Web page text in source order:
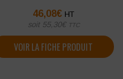
46,08€ HT
soit 55,30€ TTC
VOIR LA FICHE PRODUIT